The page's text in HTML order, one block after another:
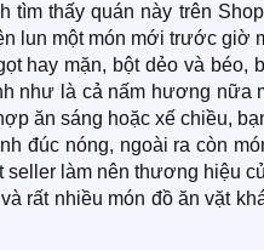
thấy quán này trên
lun một món mới trước giờ
hay mặn, bột dẻo và béo,
như là cả nấm hương nữa
ăn sáng hoặc xế chiều,
đúc nóng, ngoài ra còn
làm nên thương hiệu
rất nhiều món đồ ăn vặt